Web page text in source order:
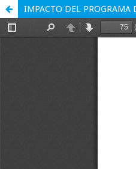
IMPACTO DEL PROGRAMA